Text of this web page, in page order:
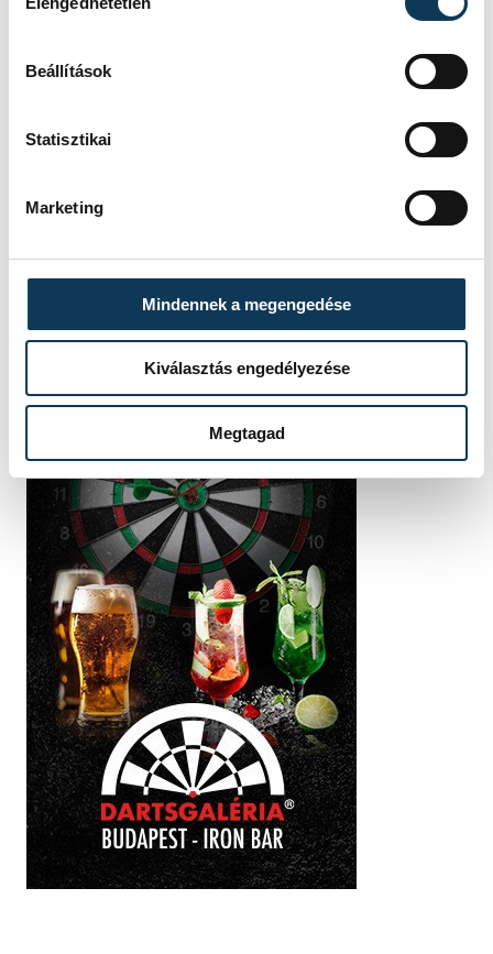
Beállítások
Statisztikai
Marketing
Mindennek a megengedése
Kiválasztás engedélyezése
Megtagad
vehir.hu